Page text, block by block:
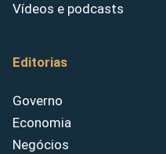
Vídeos e podcasts
Editorias
Governo
Economia
Negócios